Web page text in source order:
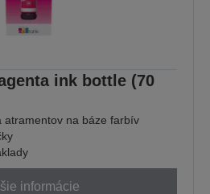
ink bottle (70
atramentov na báze farbív
informácie